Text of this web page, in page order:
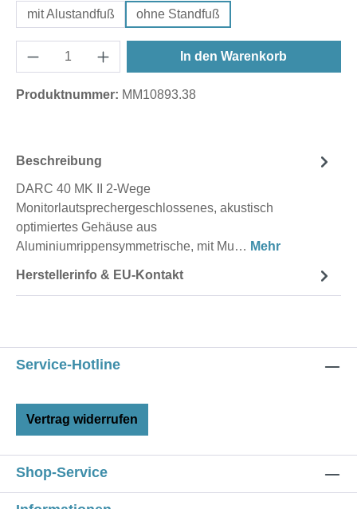
mit Alustandfuß ohne Standfuß
In den Warenkorb
Produktnummer: MM10893.38
Beschreibung
DARC 40 MK II 2-Wege
Monitorlautsprechergeschlossenes, akustisch
optimiertes Gehäuse aus
Aluminiumrippensymmetrische, mit Mu… Mehr
Herstellerinfo & EU-Kontakt
Service-Hotline
Vertrag widerrufen
Shop-Service